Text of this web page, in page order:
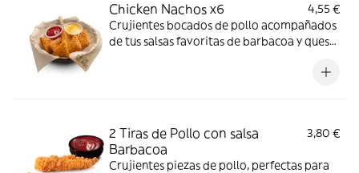
Chicken Nachos x6
4,55 €
Crujientes bocados de pollo acompañados
de tus salsas favoritas de barbacoa y queso
2 Tiras de Pollo con salsa
Barbacoa
3,80 €
Crujientes piezas de pollo, perfectas para